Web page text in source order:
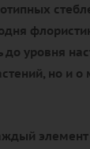
до уровня
но и о